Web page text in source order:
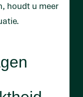
houdt u meer